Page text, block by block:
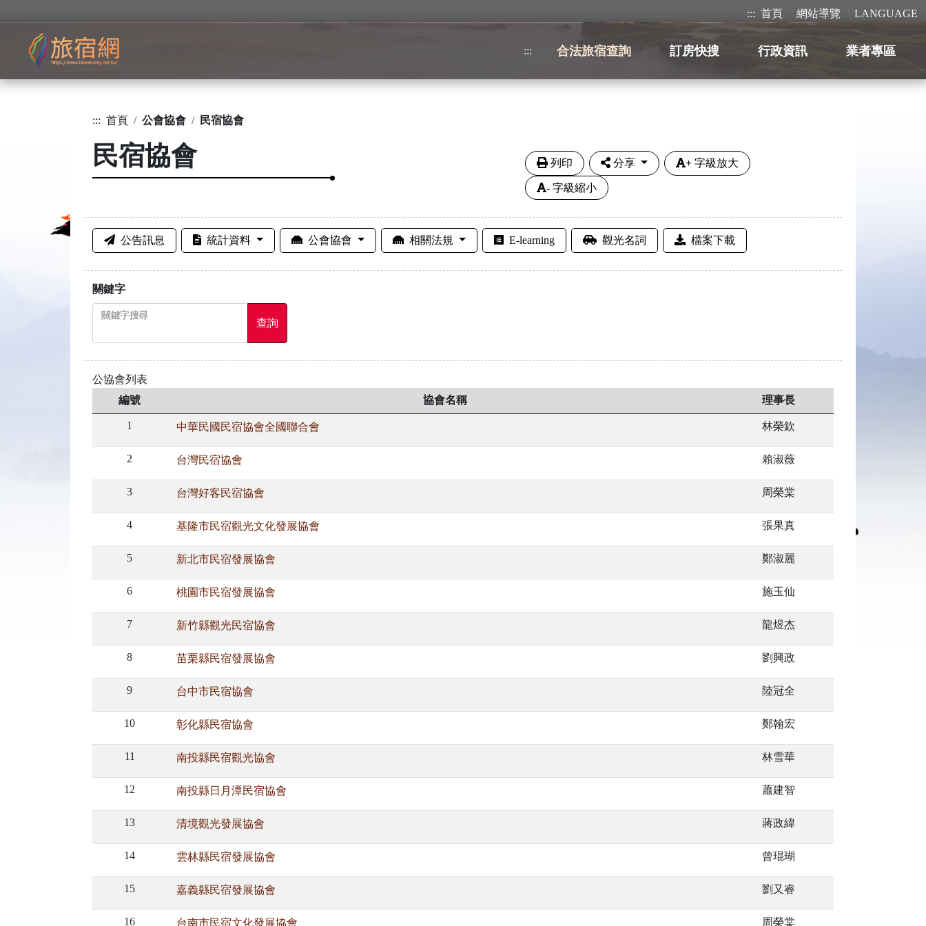
::: 首頁 網站導覽 LANGUAGE
::: 合法旅宿查詢 訂房快搜 行政資訊 業者專區
::: 首頁 公會協會 民宿協會
民宿協會 列印 分享 + 字級放大
- 字級縮小
公告訊息 統計資料 公會協會 相關法規 E-learning 觀光名詞 檔案下載
關鍵字
關鍵字搜尋
查詢
公協會列表
編號
協會名稱 理事長
1 中華民國民宿協會全國聯合會 林榮欽
2 台灣民宿協會 賴淑薇
3 台灣好客民宿協會 周榮棠
4 基隆市民宿觀光文化發展協會 張果真
5 新北市民宿發展協會 鄭淑麗
6 桃園市民宿發展協會 施玉仙
7 新竹縣觀光民宿協會 龍煜杰
8 苗栗縣民宿發展協會 劉興政
9 台中市民宿協會 陸冠全
10 彰化縣民宿協會 鄭翰宏
11 南投縣民宿觀光協會 林雪華
12 南投縣日月潭民宿協會 蕭建智
13 清境觀光發展協會 蔣政緯
14 雲林縣民宿發展協會 曾琨瑚
15 嘉義縣民宿發展協會 劉又睿
16 台南市民宿文化發展協會 周榮棠